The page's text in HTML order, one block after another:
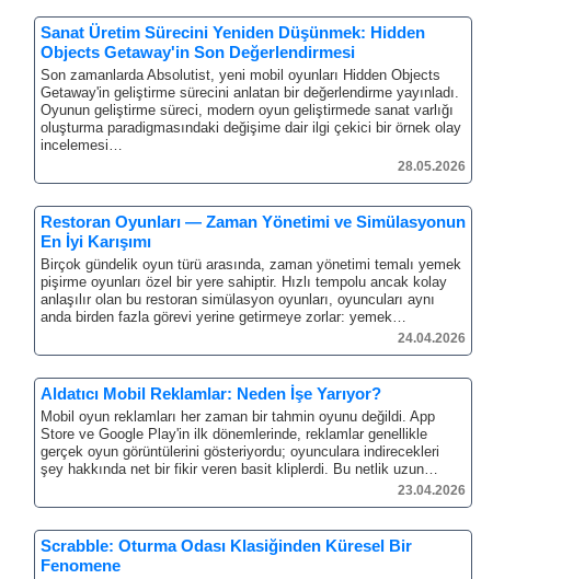
Sanat Üretim Sürecini Yeniden Düşünmek: Hidden
Objects Getaway'in Son Değerlendirmesi
Son zamanlarda Absolutist, yeni mobil oyunları Hidden Objects
Getaway'in geliştirme sürecini anlatan bir değerlendirme yayınladı.
Oyunun geliştirme süreci, modern oyun geliştirmede sanat varlığı
oluşturma paradigmasındaki değişime dair ilgi çekici bir örnek olay
incelemesi…
28.05.2026
Restoran Oyunları — Zaman Yönetimi ve Simülasyonun
En İyi Karışımı
Birçok gündelik oyun türü arasında, zaman yönetimi temalı yemek
pişirme oyunları özel bir yere sahiptir. Hızlı tempolu ancak kolay
anlaşılır olan bu restoran simülasyon oyunları, oyuncuları aynı
anda birden fazla görevi yerine getirmeye zorlar: yemek…
24.04.2026
Aldatıcı Mobil Reklamlar: Neden İşe Yarıyor?
Mobil oyun reklamları her zaman bir tahmin oyunu değildi. App
Store ve Google Play'in ilk dönemlerinde, reklamlar genellikle
gerçek oyun görüntülerini gösteriyordu; oyunculara indirecekleri
şey hakkında net bir fikir veren basit kliplerdi. Bu netlik uzun…
23.04.2026
Scrabble: Oturma Odası Klasiğinden Küresel Bir
Fenomene